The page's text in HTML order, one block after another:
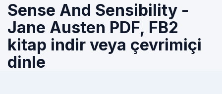
Sense And Sensibility -
Jane Austen PDF, FB2
kitap indir veya çevrimiçi
dinle